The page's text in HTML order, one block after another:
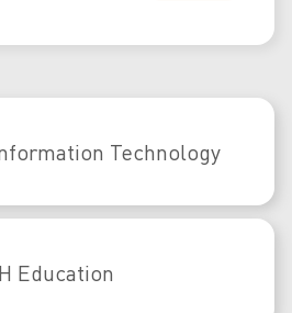
Technology
Education